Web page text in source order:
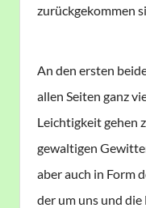
zurückgekommen
An den ersten
allen Seiten ganz
Leichtigkeit gehen
gewaltigen
aber auch in Form
der um uns und